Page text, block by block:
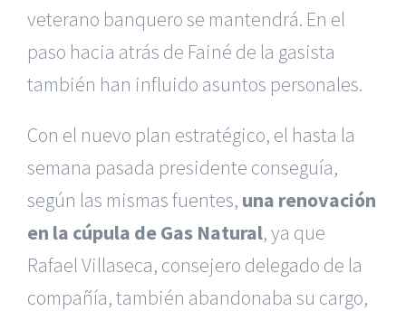
veterano banquero se mantendrá. En el
paso hacia atrás de Fainé de la gasista
también han influido asuntos personales.
Con el nuevo plan estratégico, el hasta la
semana pasada presidente conseguía,
según las mismas fuentes, una renovación
en la cúpula de Gas Natural, ya que
Rafael Villaseca, consejero delegado de la
compañía, también abandonaba su cargo,